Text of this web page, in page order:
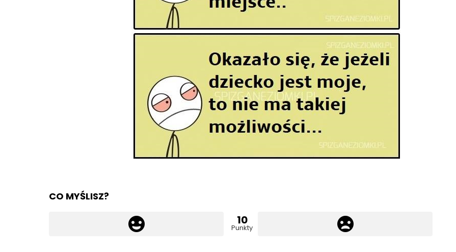
CO MYŚLISZ?
10
Punkty